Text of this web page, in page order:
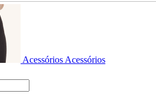
Acessórios Acessórios